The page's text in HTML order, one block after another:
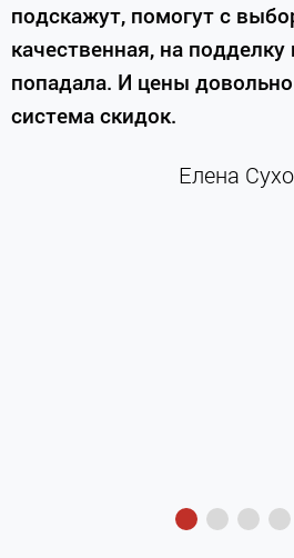
подскажут, помогут с
качественная, на подделку
попадала. И цены
система скидок.
Елена